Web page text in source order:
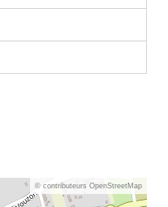
© contributeurs OpenStreetMap